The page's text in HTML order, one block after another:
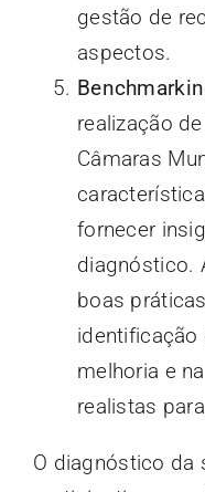
gestão de
aspectos.
realização
Câmaras
fornecer
diagnóstico.
boas
identificação
melhoria e
realistas
O diagnóstico da